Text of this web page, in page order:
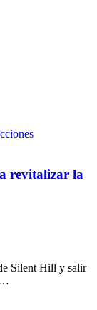
revitalizar la
Silent Hill y salir